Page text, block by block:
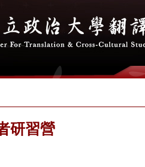
研習營